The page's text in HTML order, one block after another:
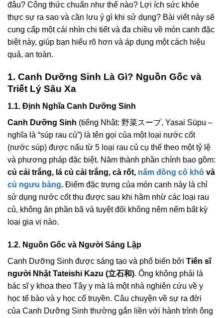
đâu? Công thức chuẩn như thế nào? Lợi ích sức khỏe
thực sự ra sao và cần lưu ý gì khi sử dụng? Bài viết này sẽ
cung cấp một cái nhìn chi tiết và đa chiều về món canh đặc
biệt này, giúp bạn hiểu rõ hơn và áp dụng một cách hiệu
quả, an toàn.
1. Canh Dưỡng Sinh Là Gì? Nguồn Gốc và
Triết Lý Sâu Xa
1.1. Định Nghĩa Canh Dưỡng Sinh
Canh Dưỡng Sinh (tiếng Nhật: 野菜スープ, Yasai Sūpu –
nghĩa là “súp rau củ”) là tên gọi của một loại nước cốt
(nước súp) được nấu từ 5 loại rau củ cụ thể theo một tỷ lệ
và phương pháp đặc biệt. Năm thành phần chính bao gồm:
củ cải trắng, lá củ cải trắng, cà rốt, nấm đông cô khô và
củ ngưu bàng. Điểm đặc trưng của món canh này là chỉ
sử dụng nước cốt thu được sau khi hầm nhừ các loại rau
củ, không ăn phần bã và tuyệt đối không nêm nếm bất kỳ
loại gia vị nào.
1.2. Nguồn Gốc và Người Sáng Lập
Canh Dưỡng Sinh được sáng tạo và phổ biến bởi Tiến sĩ
người Nhật Tateishi Kazu (立石和). Ông không phải là
bác sĩ y khoa theo Tây y mà là một nhà nghiên cứu về y
học tế bào và y học cổ truyền. Câu chuyện về sự ra đời
của Canh Dưỡng Sinh thường gắn liền với hành trình ông